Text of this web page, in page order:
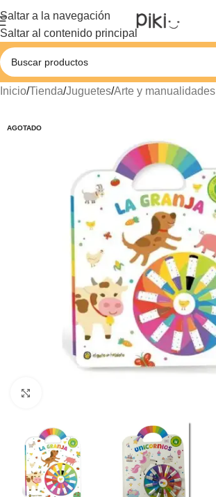
Saltar a la navegación
Saltar al contenido principal
Inicio/Tienda/Juguetes/Arte y manualidades
AGOTADO